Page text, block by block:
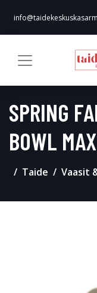
SPRING
BOWL
Taide Vaasit